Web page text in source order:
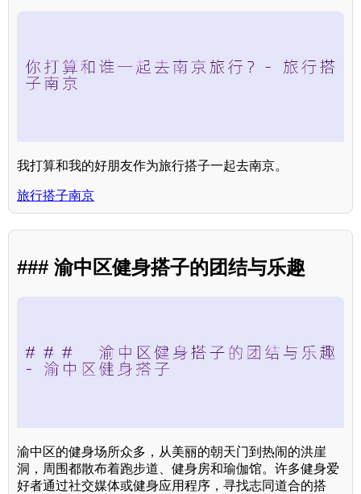
我打算和我的好朋友作为旅行搭子一起去南京。
旅行搭子南京
### 渝中区健身搭子的团结与乐趣
渝中区的健身场所众多，从美丽的朝天门到热闹的洪崖
洞，周围都散布着跑步道、健身房和瑜伽馆。许多健身爱
好者通过社交媒体或健身应用程序，寻找志同道合的搭